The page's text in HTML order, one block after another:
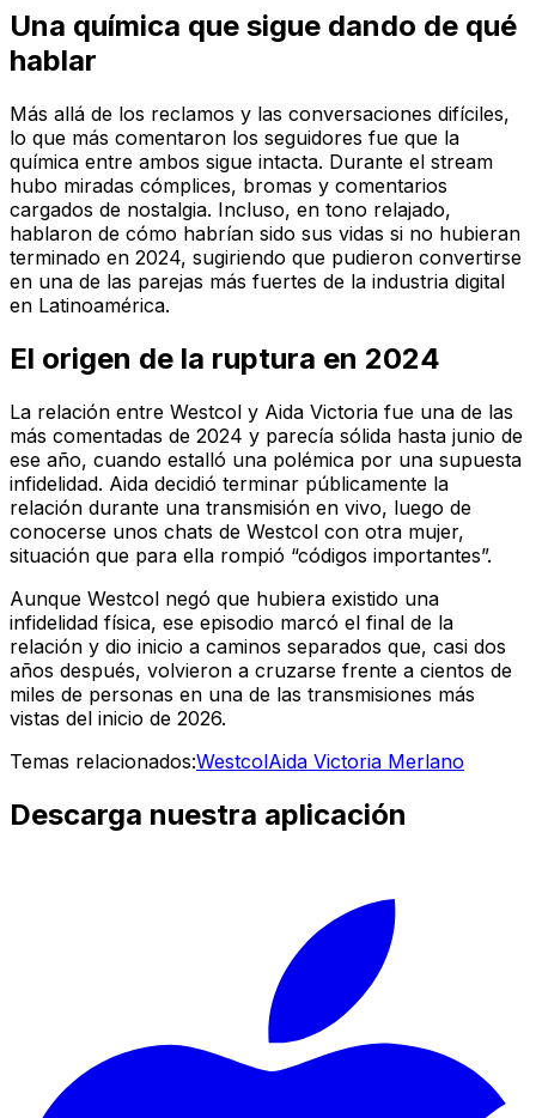
Una química que sigue dando de qué
hablar
Más allá de los reclamos y las conversaciones difíciles,
lo que más comentaron los seguidores fue que la
química entre ambos sigue intacta. Durante el stream
hubo miradas cómplices, bromas y comentarios
cargados de nostalgia. Incluso, en tono relajado,
hablaron de cómo habrían sido sus vidas si no hubieran
terminado en 2024, sugiriendo que pudieron convertirse
en una de las parejas más fuertes de la industria digital
en Latinoamérica.
El origen de la ruptura en 2024
La relación entre Westcol y Aida Victoria fue una de las
más comentadas de 2024 y parecía sólida hasta junio de
ese año, cuando estalló una polémica por una supuesta
infidelidad. Aida decidió terminar públicamente la
relación durante una transmisión en vivo, luego de
conocerse unos chats de Westcol con otra mujer,
situación que para ella rompió “códigos importantes”.
Aunque Westcol negó que hubiera existido una
infidelidad física, ese episodio marcó el final de la
relación y dio inicio a caminos separados que, casi dos
años después, volvieron a cruzarse frente a cientos de
miles de personas en una de las transmisiones más
vistas del inicio de 2026.
Temas relacionados:WestcolAida Victoria Merlano
Descarga nuestra aplicación